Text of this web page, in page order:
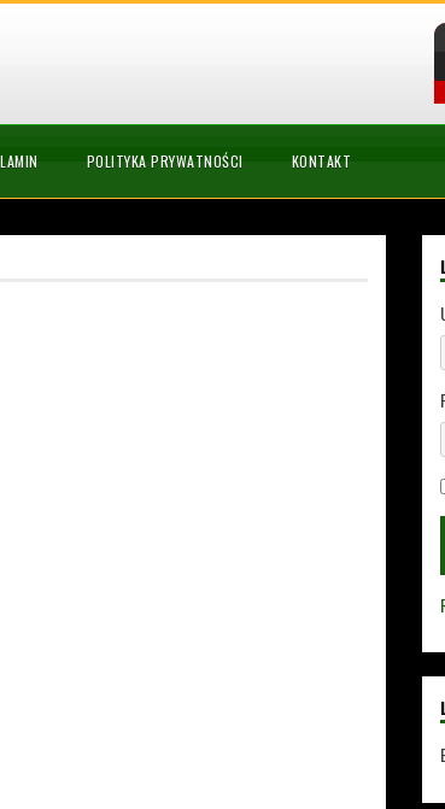
POLITYKA PRYWATNOŚCI KONTAKT